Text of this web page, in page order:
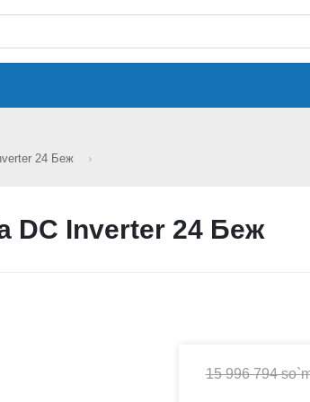
24 Беж
DC Inverter 24 Беж
15 996 794